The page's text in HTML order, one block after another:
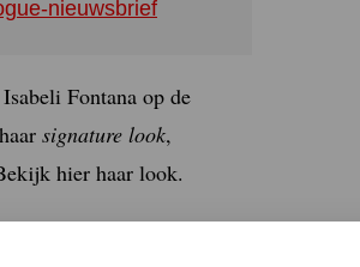
nieuwsbrief
Fontana op de
signature look,
hier haar look.